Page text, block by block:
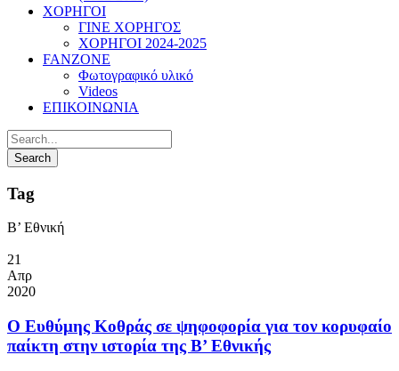
ΧΟΡΗΓΟΙ
ΓΙΝΕ ΧΟΡΗΓΟΣ
ΧΟΡΗΓΟΙ 2024-2025
FANZONE
Φωτογραφικό υλικό
Videos
ΕΠΙΚΟΙΝΩΝΙΑ
Tag
Β’ Εθνική
21
Απρ
2020
Ο Ευθύμης Κοθράς σε ψηφοφορία για τον κορυφαίο
παίκτη στην ιστορία της Β’ Εθνικής